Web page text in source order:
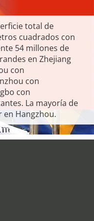
total de
cuadrados con
54 millones de
en Zhejiang
con
con
con
La mayoría de
en Hangzhou.